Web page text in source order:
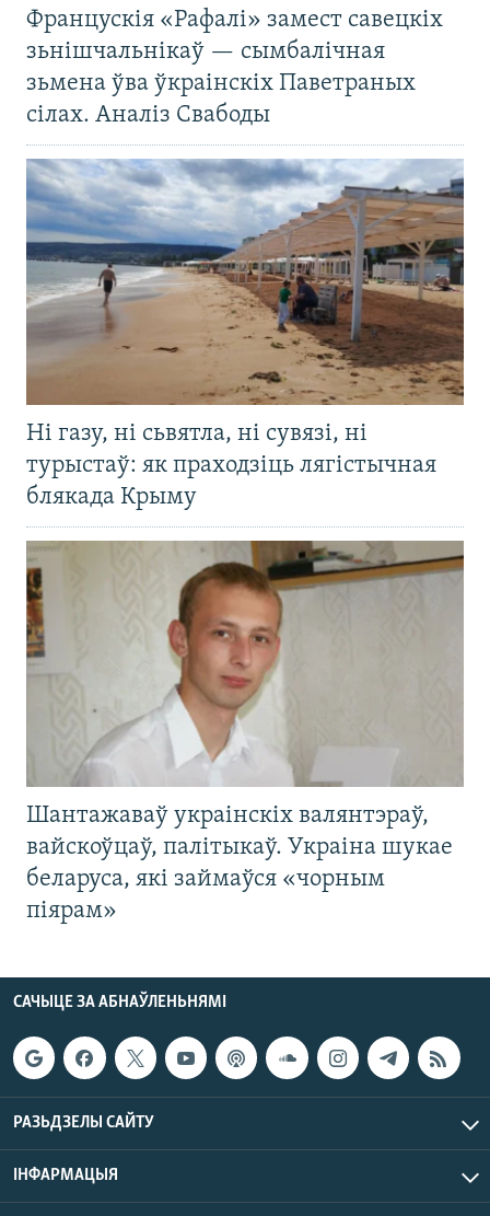
Францускія «Рафалі» замест савецкіх
зьнішчальнікаў — сымбалічная
зьмена ўва ўкраінскіх Паветраных
сілах. Аналіз Свабоды
Ні газу, ні сьвятла, ні сувязі, ні
турыстаў: як праходзіць лягістычная
блякада Крыму
Шантажаваў украінскіх валянтэраў,
вайскоўцаў, палітыкаў. Украіна шукае
беларуса, які займаўся «чорным
піярам»
САЧЫЦЕ ЗА АБНАЎЛЕНЬНЯМІ
РАЗЬДЗЕЛЫ САЙТУ
ІНФАРМАЦЫЯ